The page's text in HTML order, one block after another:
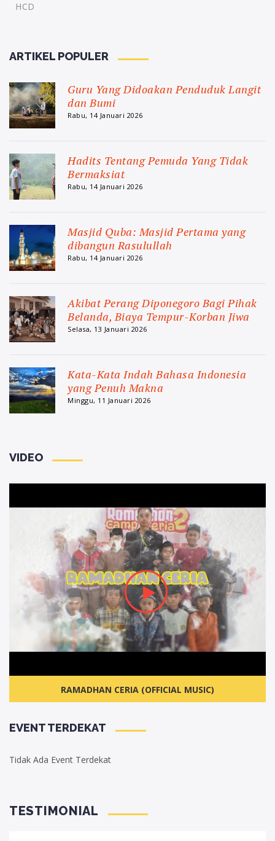
HCD
ARTIKEL POPULER
Guru Yang Didoakan Penduduk Langit
dan Bumi
Rabu, 14 Januari 2026
Hadits Tentang Pemuda Yang Tidak
Bermaksiat
Rabu, 14 Januari 2026
Masjid Quba: Masjid Pertama yang
dibangun Rasulullah
Rabu, 14 Januari 2026
Akibat Perang Diponegoro Bagi Pihak
Belanda, Biaya Tempur-Korban Jiwa
Selasa, 13 Januari 2026
Kata-Kata Indah Bahasa Indonesia
yang Penuh Makna
Minggu, 11 Januari 2026
VIDEO
RAMADHAN CERIA (OFFICIAL MUSIC)
EVENT TERDEKAT
Tidak Ada Event Terdekat
TESTIMONIAL